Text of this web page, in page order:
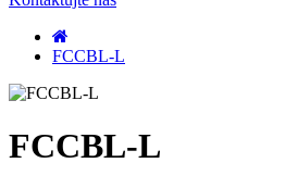
FCCBL-L
FCCBL-L